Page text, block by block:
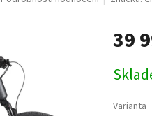
39
cena:
Varianta